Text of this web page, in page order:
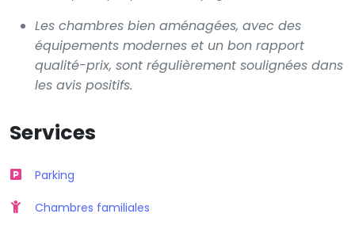
Les chambres bien aménagées, avec des
équipements modernes et un bon rapport
qualité-prix, sont régulièrement soulignées dans
les avis positifs.
Services
Parking
Chambres familiales